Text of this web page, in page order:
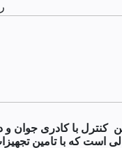
کنترل با کادری جوان
است که با تامین